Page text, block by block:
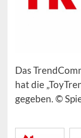
Das
hat die
gegeben. ©